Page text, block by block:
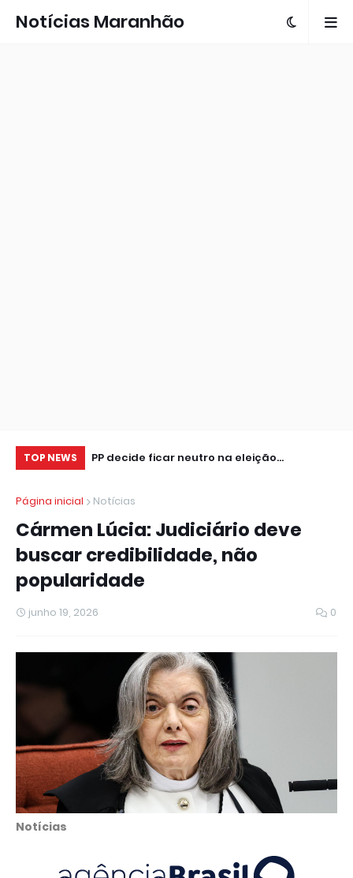
Notícias Maranhão
TOP NEWS
de seguros,
PP decide ficar neutro na eleição
Página inicial
Notícias
Cármen Lúcia: Judiciário deve
buscar credibilidade, não
popularidade
junho 19, 2026 0
Notícias